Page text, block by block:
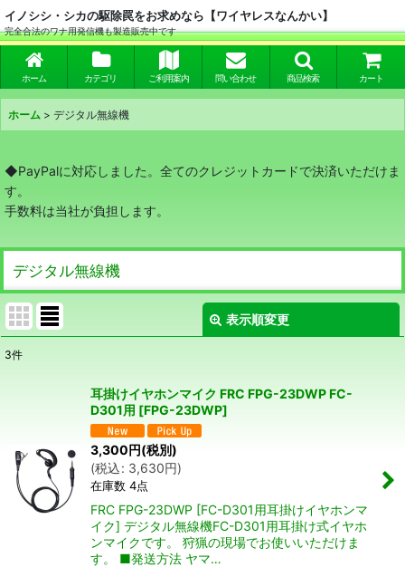
イノシシ・シカの駆除罠をお求めなら【ワイヤレスなんかい】
完全合法のワナ用発信機も製造販売中です
ホーム カテゴリ ご利用案内 問い合わせ 商品検索 カート
ホーム > デジタル無線機
◆PayPalに対応しました。全てのクレジットカードで決済いただけま
す。
手数料は当社が負担します。
デジタル無線機
表示順変更
絞り込む
3件
耳掛けイヤホンマイク FRC FPG-23DWP FC-
D301用 [FPG-23DWP]
3,300円(税別)
(税込: 3,630円)
在庫数 4点
FRC FPG-23DWP [FC-D301用耳掛けイヤホンマ
イク] デジタル無線機FC-D301用耳掛け式イヤホ
ンマイクです。 狩猟の現場でお使いいただけま
す。 ■発送方法 ヤマ…